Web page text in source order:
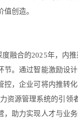
创造。
融合的2025年，内
节。通过智能激励设
，企业可将内推转化
资源管理系统的引领
，助力实现人才与业务